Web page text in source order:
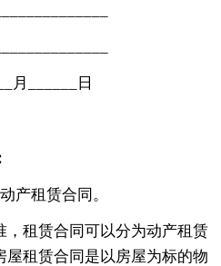
月______日
产租赁合同。
，租赁合同可以分为动产租赁
租赁合同是以房屋为标的物